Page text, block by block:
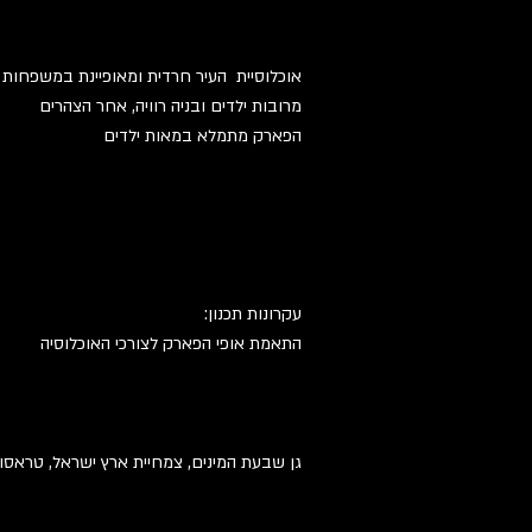
אוכלוסיית העיר חרדית ומאופיינת במשפחות
מרובות ילדים ובניה רוויה, אחר הצהרים
הפארק מתמלא במאות ילדים
:עקרונות תכנון
התאמת אופי הפארק לצורכי האוכלוסיה
גן שבעת המינים, צמחיית ארץ ישראל,